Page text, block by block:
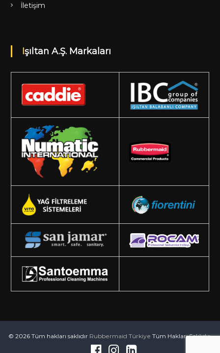
İletişim
Işıltan A.Ş. Markaları
© 2026 Tüm hakları saklıdır Rubbermaid Türkiye Tüm Hakları Saklıdır.